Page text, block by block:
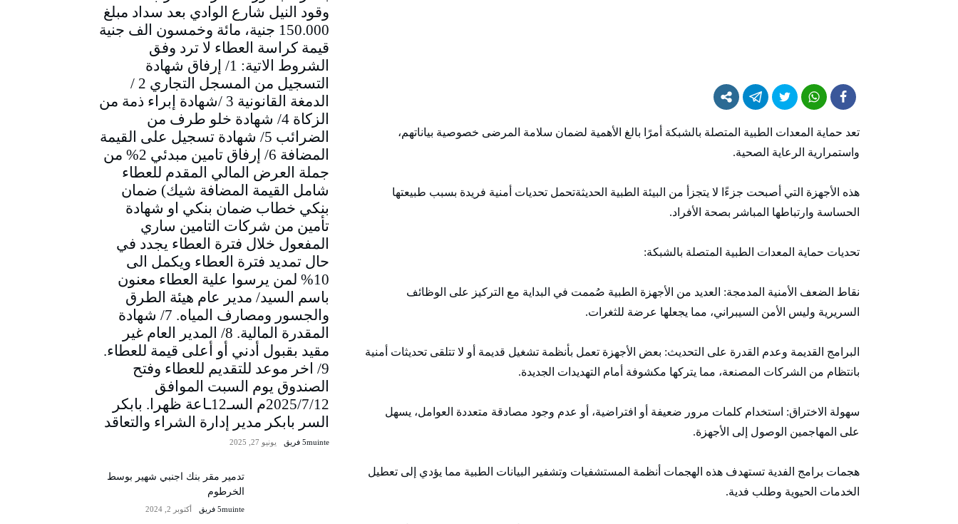
تعد حماية المعدات الطبية المتصلة بالشبكة أمرًا بالغ الأهمية لضمان سلامة المرضى خصوصية بياناتهم،
واستمرارية الرعاية الصحية.
هذه الأجهزة التي أصبحت جزءًا لا يتجزأ من البيئة الطبية الحديثةتحمل تحديات أمنية فريدة بسبب طبيعتها
الحساسة وارتباطها المباشر بصحة الأفراد.
تحديات حماية المعدات الطبية المتصلة بالشبكة:
نقاط الضعف الأمنية المدمجة: العديد من الأجهزة الطبية صُممت في البداية مع التركيز على الوظائف
السريرية وليس الأمن السيبراني، مما يجعلها عرضة للثغرات.
البرامج القديمة وعدم القدرة على التحديث: بعض الأجهزة تعمل بأنظمة تشغيل قديمة أو لا تتلقى تحديثات أمنية
بانتظام من الشركات المصنعة، مما يتركها مكشوفة أمام التهديدات الجديدة.
سهولة الاختراق: استخدام كلمات مرور ضعيفة أو افتراضية، أو عدم وجود مصادقة متعددة العوامل، يسهل
على المهاجمين الوصول إلى الأجهزة.
هجمات برامج الفدية تستهدف هذه الهجمات أنظمة المستشفيات وتشفير البيانات الطبية مما يؤدي إلى تعطيل
الخدمات الحيوية وطلب فدية.
وقود النيل شارع الوادي بعد سداد مبلغ
150.000 جنية، مائة وخمسون الف جنية
قيمة كراسة العطاء لا ترد وفق
الشروط الاتية: 1/ إرفاق شهادة
التسجيل من المسجل التجاري 2 /
الدمغة القانونية 3 /شهادة إبراء ذمة من
الزكاة 4/ شهادة خلو طرف من
الضرائب 5/ شهادة تسجيل على القيمة
المضافة 6/ إرفاق تامين مبدئي 2% من
جملة العرض المالي المقدم للعطاء
شامل القيمة المضافة شيك) ضمان
بنكي خطاب ضمان بنكي او شهادة
تأمين من شركات التامين ساري
المفعول خلال فترة العطاء يجدد في
حال تمديد فترة العطاء ويكمل الى
10% لمن يرسوا علية العطاء معنون
باسم السيد/ مدير عام هيئة الطرق
والجسور ومصارف المياه. 7/ شهادة
المقدرة المالية. 8/ المدير العام غير
مقيد بقبول أدني أو أعلى قيمة للعطاء.
9/ اخر موعد للتقديم للعطاء وفتح
الصندوق يوم السبت الموافق
2025/7/12م السـ12ـاعة ظهرا. بابكر
السر بابكر مدير إدارة الشراء والتعاقد
5muinte فريق يونيو 27, 2025
تدمير مقر بنك اجنبي شهير بوسط
الخرطوم
5muinte فريق أكتوبر 2, 2024